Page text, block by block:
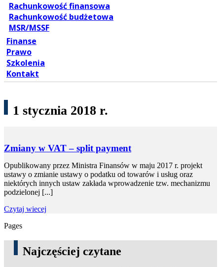
Rachunkowość finansowa
Rachunkowość budżetowa
MSR/MSSF
Finanse
Prawo
Szkolenia
Kontakt
1 stycznia 2018 r.
Zmiany w VAT – split payment
Opublikowany przez Ministra Finansów w maju 2017 r. projekt
ustawy o zmianie ustawy o podatku od towarów i usług oraz
niektórych innych ustaw zakłada wprowadzenie tzw. mechanizmu
podzielonej [...]
Czytaj wiecej
Pages
Najczęściej czytane